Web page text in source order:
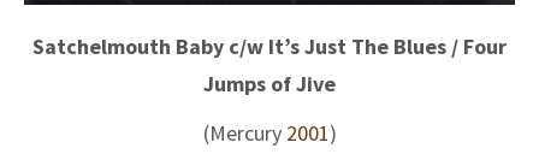
Satchelmouth Baby c/w It’s Just The Blues / Four
Jumps of Jive
(Mercury 2001)